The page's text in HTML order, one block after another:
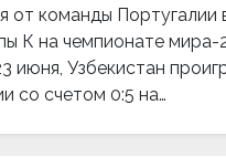
от команды Португалии
К на чемпионате мира-
июня, Узбекистан
со счетом 0:5 на…